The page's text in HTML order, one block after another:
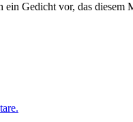
Gedicht vor, das